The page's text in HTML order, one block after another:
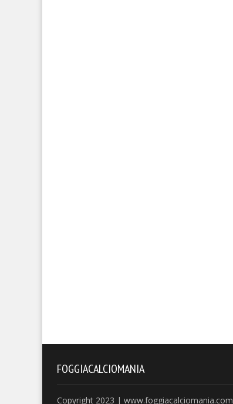
FOGGIACALCIOMANIA
Copyright 2023 | www.foggiacalciomania.com